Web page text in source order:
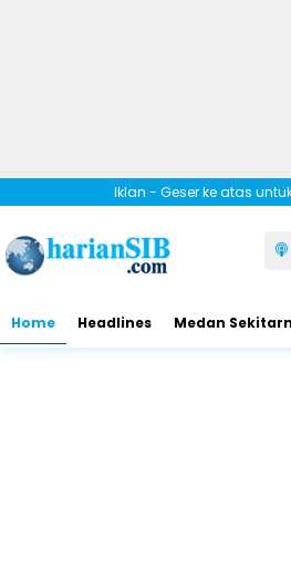
Iklan - Geser ke atas
Home Headlines Medan